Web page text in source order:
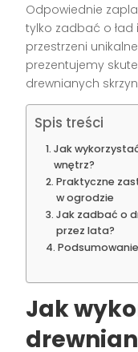
Odpowiednie
tylko zadbać o
przestrzeni
prezentujemy
drewnianych
Spis treści
Jak
wnętrz?
Praktyczne
w ogrodzie
Jak zadbać o
przez lata?
Podsumowanie
Jak